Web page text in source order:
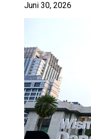
Juni 30, 2026